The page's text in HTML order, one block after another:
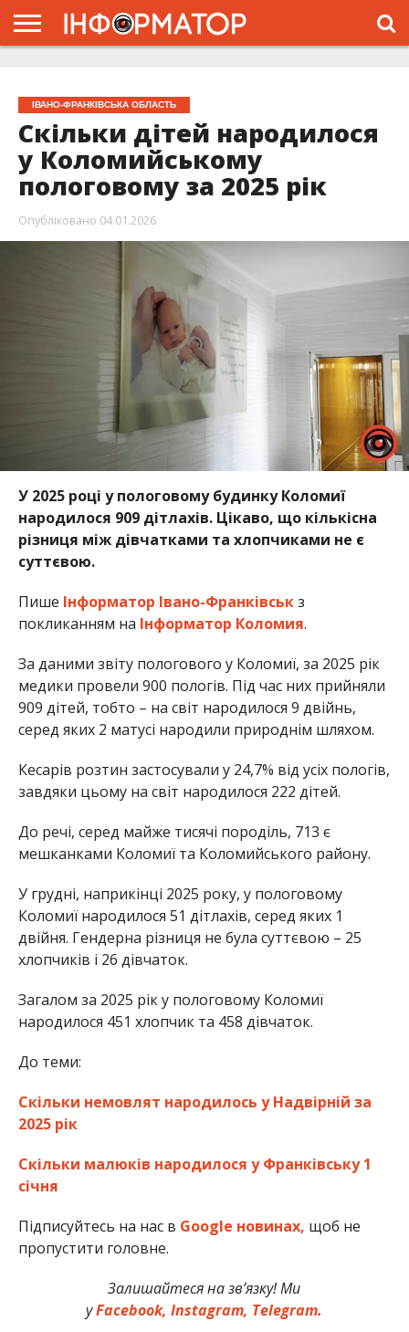
ІВАНО-ФРАНКІВСЬКА ОБЛАСТЬ
Скільки дітей народилося
у Коломийському
пологовому за 2025 рік
Опубліковано 04.01.2026
У 2025 році у пологовому будинку Коломиї
народилося 909 дітлахів. Цікаво, що кількісна
різниця між дівчатками та хлопчиками не є
суттєвою.
Пише Інформатор Івано-Франківськз
покликанням на Інформатор Коломия.
За даними звіту пологового у Коломиї, за 2025 рік
медики провели 900 пологів. Під час них прийняли
909 дітей, тобто – на світ народилося 9 двійнь,
серед яких 2 матусі народили природнім шляхом.
Кесарів розтин застосували у 24,7% від усіх пологів,
завдяки цьому на світ народилося 222 дітей.
До речі, серед майже тисячі породіль, 713 є
мешканками Коломиї та Коломийського району.
У грудні, наприкінці 2025 року, у пологовому
Коломиї народилося 51 дітлахів, серед яких 1
двійня. Гендерна різниця не була суттєвою – 25
хлопчиків і 26 дівчаток.
Загалом за 2025 рік у пологовому Коломиї
народилося 451 хлопчик та 458 дівчаток.
До теми:
Скільки немовлят народилось у Надвірній за
2025 рік
Скільки малюків народилося у Франківську 1
січня
Підписуйтесь на нас в Google новинах, щоб не
пропустити головне.
Залишайтеся на зв’язку! Ми
уFacebook, Instagram, Telegram.